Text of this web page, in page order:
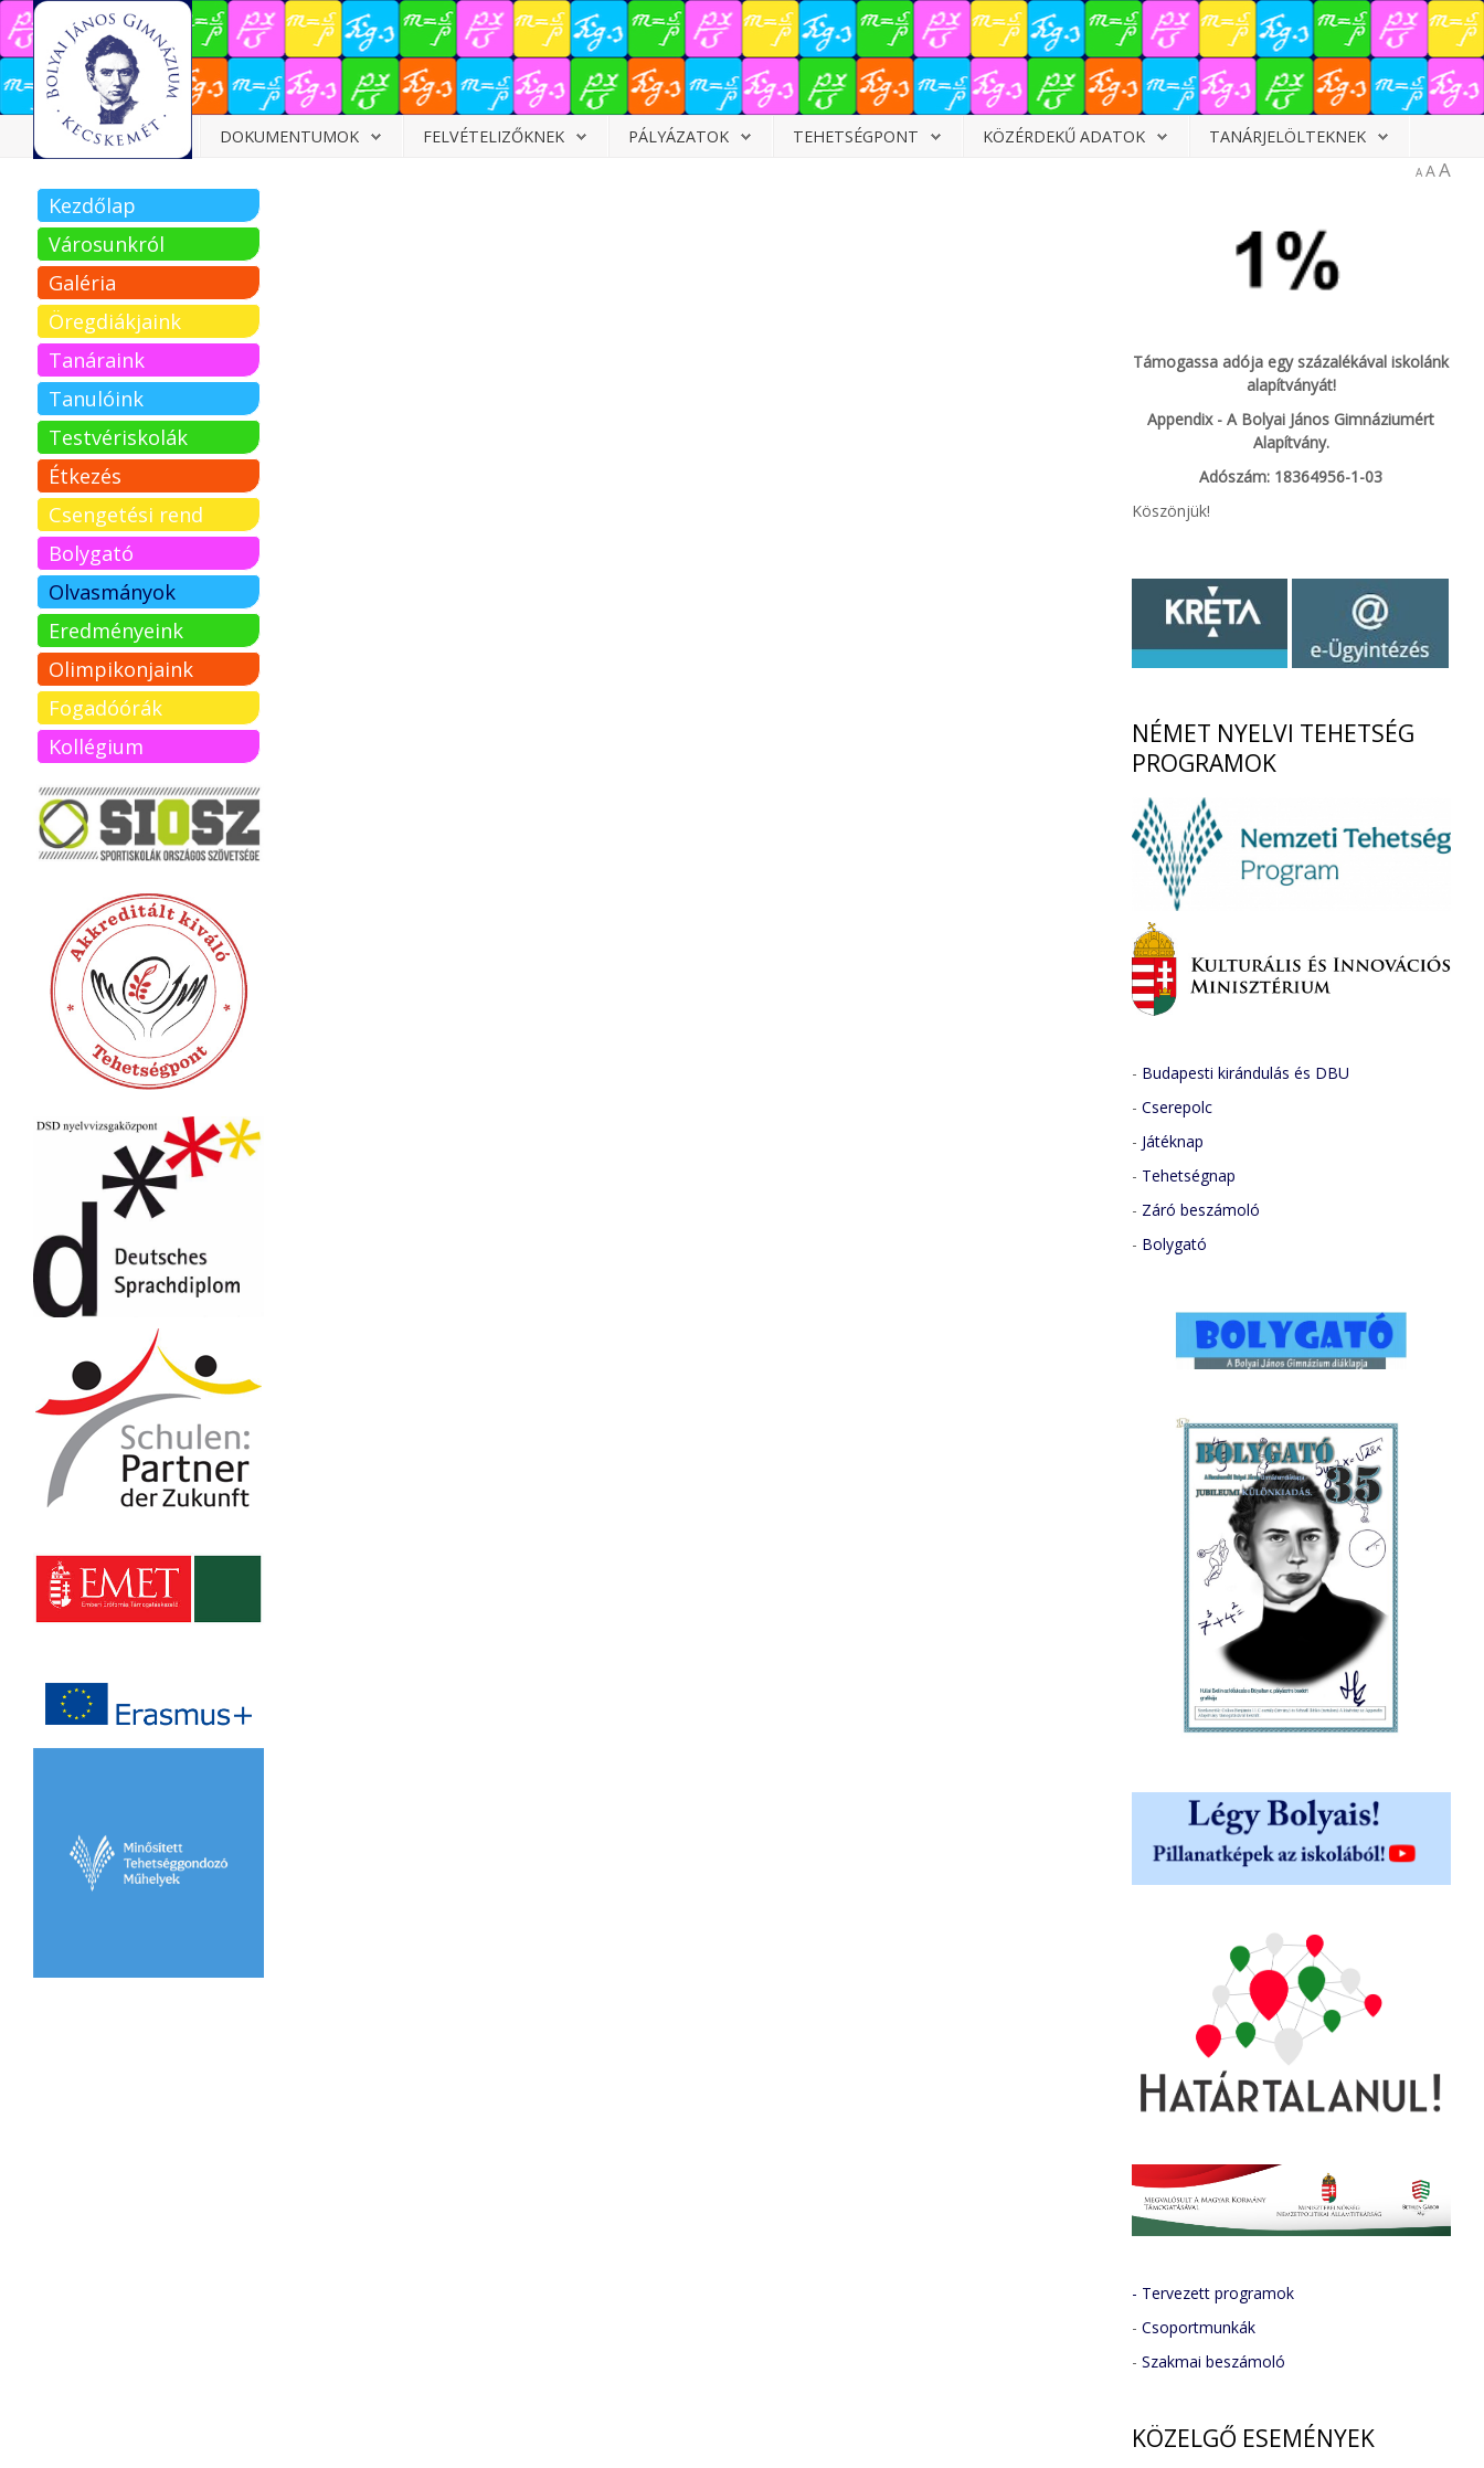
Dokumentumok
Felvételizőknek
Pályázatok
Tehetségpont
Közérdekű
adatok
Tanárjelölteknek
DOKUMENTUMOK FELVÉTELIZŐKNEK PÁLYÁZATOK TEHETSÉGPONT KÖZÉRDEKŰ ADATOK TANÁRJELÖLTEKNEK
A AA
Kezdőlap
Városunkról
Galéria
Öregdiákjaink
Tanáraink
Tanulóink
Testvériskolák
Étkezés
Csengetési rend
Bolygató
Olvasmányok
Eredményeink
Olimpikonjaink
Fogadóórák
Kollégium
Támogassa adója egy százalékával iskolánk
alapítványát!
Appendix - A Bolyai János Gimnáziumért
Alapítvány.
Adószám: 18364956-1-03
Köszönjük!
NÉMET NYELVI TEHETSÉG
PROGRAMOK
- Budapesti kirándulás és DBU
- Cserepolc
- Játéknap
- Tehetségnap
- Záró beszámoló
- Bolygató
- Tervezett programok
- Csoportmunkák
- Szakmai beszámoló
KÖZELGŐ ESEMÉNYEK